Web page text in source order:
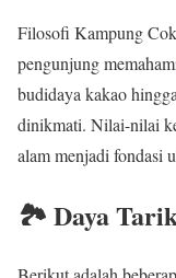
Filosofi Kampung
pengunjung
budidaya kakao
dinikmati. Nilai-nilai
alam menjadi fondasi
🏞️ Daya